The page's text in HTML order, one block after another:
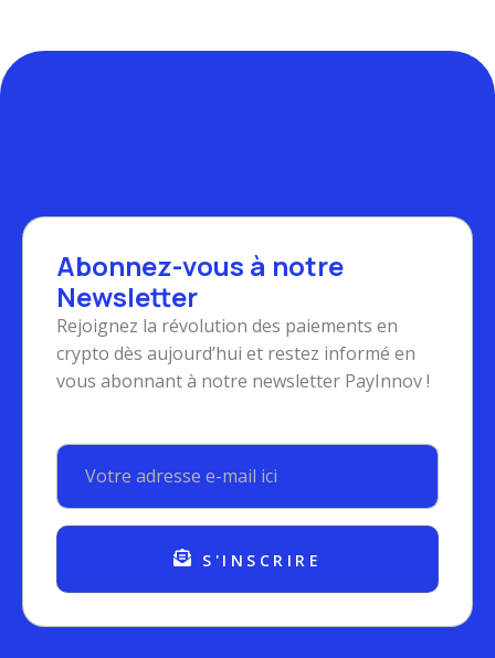
Abonnez-vous à notre
Newsletter
Rejoignez la révolution des paiements en
crypto dès aujourd’hui et restez informé en
vous abonnant à notre newsletter PayInnov !
S'INSCRIRE